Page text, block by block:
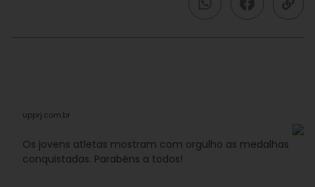
upprj.com.br
Os jovens atletas mostram com orgulho as medalhas
conquistadas. Parabéns a todos!